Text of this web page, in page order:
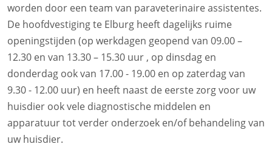
worden door een team van paraveterinaire assistentes.
De hoofdvestiging te Elburg heeft dagelijks ruime
openingstijden (op werkdagen geopend van 09.00 –
12.30 en van 13.30 – 15.30 uur , op dinsdag en
donderdag ook van 17.00 - 19.00 en op zaterdag van
9.30 - 12.00 uur) en heeft naast de eerste zorg voor uw
huisdier ook vele diagnostische middelen en
apparatuur tot verder onderzoek en/of behandeling van
uw huisdier.